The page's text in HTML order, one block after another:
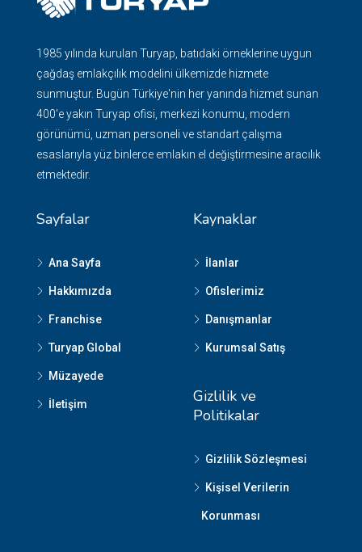
1985 yılında kurulan Turyap, batıdaki örneklerine uygun
çağdaş emlakçılık modelini ülkemizde hizmete
sunmuştur. Bugün Türkiye'nin her yanında hizmet sunan
400'e yakın Turyap ofisi, merkezi konumu, modern
görünümü, uzman personeli ve standart çalışma
esaslarıyla yüz binlerce emlakın el değiştirmesine aracılık
etmektedir.
Sayfalar
Ana Sayfa
Hakkımızda
Franchise
Turyap Global
Müzayede
İletişim
Kaynaklar
İlanlar
Ofislerimiz
Danışmanlar
Kurumsal Satış
Gizlilik ve
Politikalar
Gizlilik Sözleşmesi
Kişisel Verilerin
Korunması